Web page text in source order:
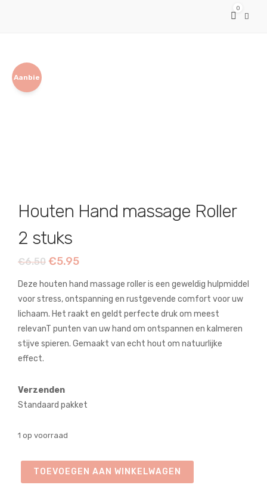
0
Aanbie
Houten Hand massage Roller
2 stuks
€6.50 Oorspronkelijke
prijs
was:
€6.50.
€5.95Huidige
prijs
is:
€5.95.
Deze houten hand massage roller is een geweldig hulpmiddel
voor stress, ontspanning en rustgevende comfort voor uw
lichaam. Het raakt en geldt perfecte druk om meest
relevanT punten van uw hand om ontspannen en kalmeren
stijve spieren. Gemaakt van echt hout om natuurlijke
effect.
Verzenden
Standaard pakket
1 op voorraad
Houten
Hand
TOEVOEGEN AAN WINKELWAGEN